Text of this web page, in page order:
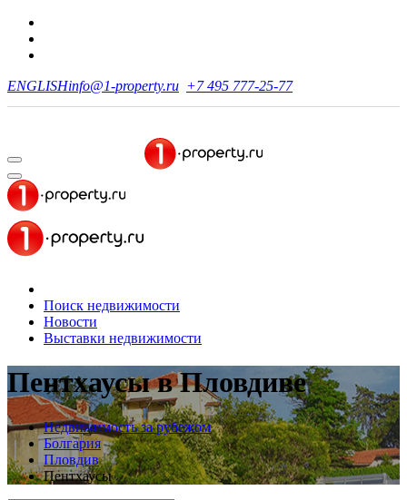
ENGLISHinfo@1-property.ru +7 495 777-25-77
Поиск недвижимости
Новости
Выставки недвижимости
Пентхаусыв Пловдиве
Недвижимость за рубежом
Болгария
Пловдив
Пентхаусы